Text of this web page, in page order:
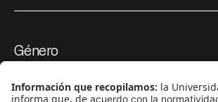
Género
Cultura